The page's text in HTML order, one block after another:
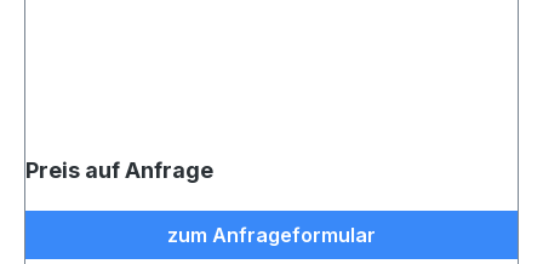
Preis auf Anfrage
zum Anfrageformular